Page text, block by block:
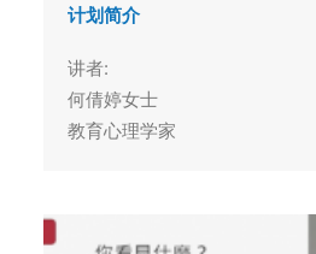
计划简介
讲者:
何倩婷女士
教育心理学家